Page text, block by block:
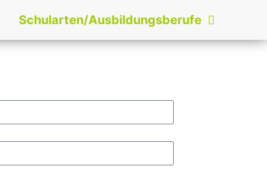
Schularten/Ausbildungsberufe